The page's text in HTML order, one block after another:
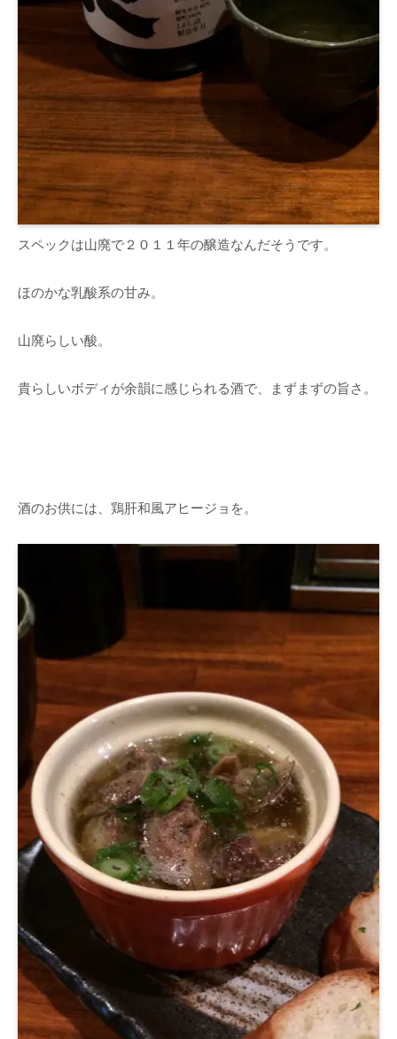
スペックは山廃で２０１１年の醸造なんだそうです。
ほのかな乳酸系の甘み。
山廃らしい酸。
貴らしいボディが余韻に感じられる酒で、まずまずの旨さ。
酒のお供には、鶏肝和風アヒージョを。